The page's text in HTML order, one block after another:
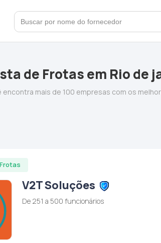
de Frotas em Rio de
mais de 100 empresas com os
V2T Soluções
De 251 a 500 funcionários